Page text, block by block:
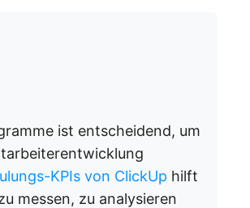
ist entscheidend, um
KPIs von ClickUp hilft
messen, zu analysieren